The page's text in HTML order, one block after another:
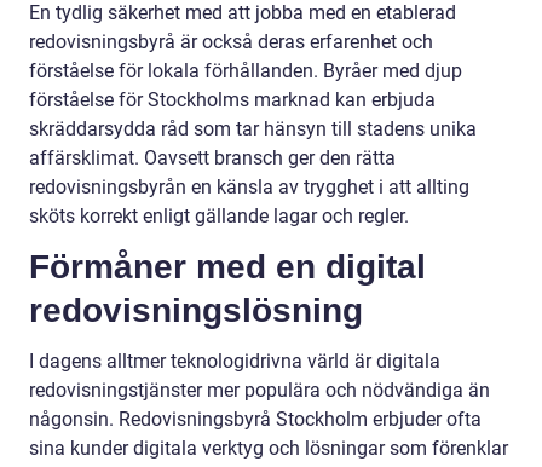
En tydlig säkerhet med att jobba med en etablerad
redovisningsbyrå är också deras erfarenhet och
förståelse för lokala förhållanden. Byråer med djup
förståelse för Stockholms marknad kan erbjuda
skräddarsydda råd som tar hänsyn till stadens unika
affärsklimat. Oavsett bransch ger den rätta
redovisningsbyrån en känsla av trygghet i att allting
sköts korrekt enligt gällande lagar och regler.
Förmåner med en digital
redovisningslösning
I dagens alltmer teknologidrivna värld är digitala
redovisningstjänster mer populära och nödvändiga än
någonsin. Redovisningsbyrå Stockholm erbjuder ofta
sina kunder digitala verktyg och lösningar som förenklar